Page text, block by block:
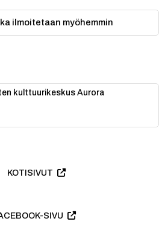
ilmoitetaan myöhemmin
kulttuurikeskus Aurora
KOTISIVUT
SIVU